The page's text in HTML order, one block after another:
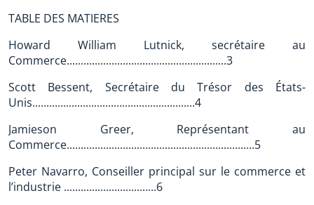
TABLE DES MATIERES
Howard William Lutnick, secrétaire au
Commerce.........................................................3
Scott Bessent, Secrétaire du Trésor des États-
Unis..........................................................4
Jamieson Greer, Représentant au
Commerce...................................................................5
Peter Navarro, Conseiller principal sur le commerce et
l’industrie .................................6